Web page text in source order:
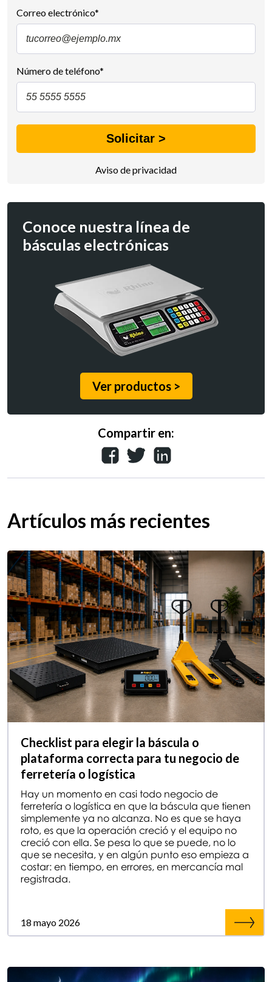
Correo electrónico*
Número de teléfono*
Aviso de privacidad
Conoce nuestra línea de
básculas electrónicas
Ver productos >
Compartir en:
Artículos más recientes
Checklist para elegir la báscula o
plataforma correcta para tu negocio de
ferretería o logística
Hay un momento en casi todo negocio de
ferretería o logística en que la báscula que tienen
simplemente ya no alcanza. No es que se haya
roto, es que la operación creció y el equipo no
creció con ella. Se pesa lo que se puede, no lo
que se necesita, y en algún punto eso empieza a
costar: en tiempo, en errores, en mercancía mal
registrada.
18 mayo 2026